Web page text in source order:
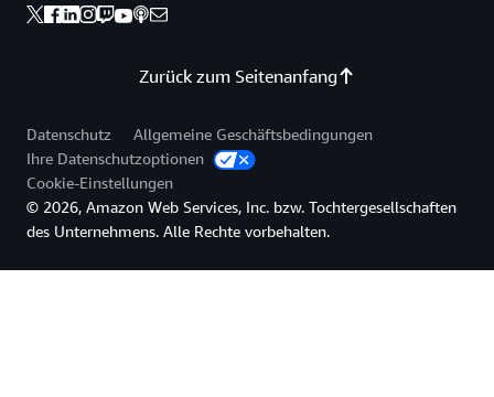
Zurück zum Seitenanfang
Datenschutz
Allgemeine Geschäftsbedingungen
Ihre Datenschutzoptionen
Cookie-Einstellungen
© 2026, Amazon Web Services, Inc. bzw. Tochtergesellschaften
des Unternehmens. Alle Rechte vorbehalten.